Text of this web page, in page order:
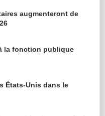
augmenteront de
la fonction publique
États-Unis dans le